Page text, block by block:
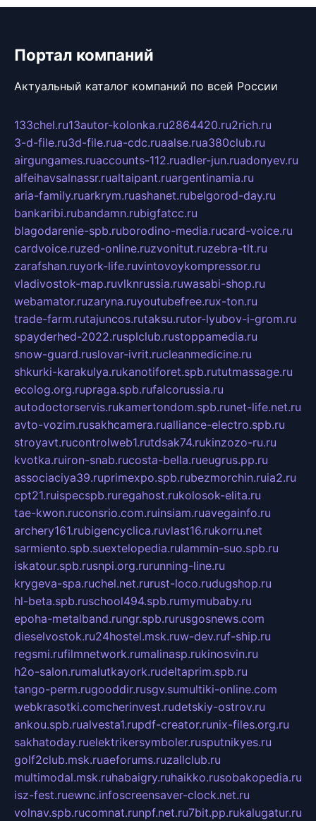
Портал компаний
Актуальный каталог компаний по всей России
133chel.ru13autor-kolonka.ru2864420.ru2rich.ru
3-d-file.ru3d-file.rua-cdc.ruaalse.rua380club.ru
airgungames.ruaccounts-112.ruadler-jun.ruadonyev.ru
alfeihavsalnassr.rualtaipant.ruargentinamia.ru
aria-family.ruarkrym.ruashanet.rubelgorod-day.ru
bankaribi.rubandamn.rubigfatcc.ru
blagodarenie-spb.ruborodino-media.rucard-voice.ru
cardvoice.ruzed-online.ruzvonitut.ruzebra-tlt.ru
zarafshan.ruyork-life.ruvintovoykompressor.ru
vladivostok-map.ruvlknrussia.ruwasabi-shop.ru
webamator.ruzaryna.ruyoutubefree.rux-ton.ru
trade-farm.rutajuncos.rutaksu.rutor-lyubov-i-grom.ru
spayderhed-2022.rusplclub.rustoppamedia.ru
snow-guard.ruslovar-ivrit.rucleanmedicine.ru
shkurki-karakulya.rukanotiforet.spb.rututmassage.ru
ecolog.org.rupraga.spb.rufalcorussia.ru
autodoctorservis.rukamertondom.spb.runet-life.net.ru
avto-vozim.rusakhcamera.rualliance-electro.spb.ru
stroyavt.rucontrolweb1.rutdsak74.rukinzozo-ru.ru
kvotka.ruiron-snab.rucosta-bella.rueugrus.pp.ru
associaciya39.ruprimexpo.spb.rubezmorchin.ruia2.ru
cpt21.ruispecspb.ruregahost.rukolosok-elita.ru
tae-kwon.ruconsrio.com.ruinsiam.ruavegainfo.ru
archery161.rubigencyclica.ruvlast16.rukorru.net
sarmiento.spb.suextelopedia.rulammin-suo.spb.ru
iskatour.spb.rusnpi.org.rurunning-line.ru
krygeva-spa.ruchel.net.rurust-loco.rudugshop.ru
hl-beta.spb.ruschool494.spb.rumymubaby.ru
epoha-metalband.rungr.spb.rurusgosnews.com
dieselvostok.ru24hostel.msk.ruw-dev.ruf-ship.ru
regsmi.rufilmnetwork.rumalinasp.rukinosvin.ru
h2o-salon.rumalutkayork.rudeltaprim.spb.ru
tango-perm.rugooddir.rusgv.sumultiki-online.com
webkrasotki.comcherinvest.rudetskiy-ostrov.ru
ankou.spb.rualvesta1.rupdf-creator.runix-files.org.ru
sakhatoday.ruelektrikersymboler.rusputnikyes.ru
golf2club.msk.ruaeforums.ruzallclub.ru
multimodal.msk.ruhabaigry.ruhaikko.rusobakopedia.ru
isz-fest.ruewnc.infoscreensaver-clock.net.ru
volnav.spb.rucomnat.runpf.net.ru7bit.pp.rukalugatur.ru